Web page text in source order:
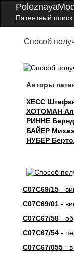
Патентный поиск
Способ
Авторы
ХЕСС
ХОТОМАН
РИННЕ Бернд
БАЙЕР
НУБЕР
C07C69/15-
C07C69/01-
C07C67/58-
C07C67/54-
C07C67/055- в